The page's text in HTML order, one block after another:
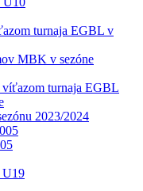
turnaja EGBL v
MBK v sezóne
turnaja EGBL
2023/2024
U19